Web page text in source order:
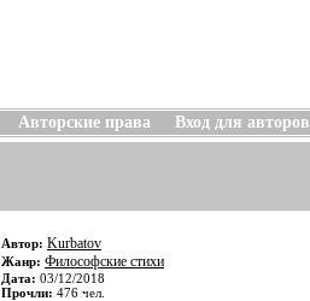
Авторские права Вход для авторов
Автор: Kurbatov
Жанр: Философские стихи
Дата: 03/12/2018
Прочли: 476 чел.